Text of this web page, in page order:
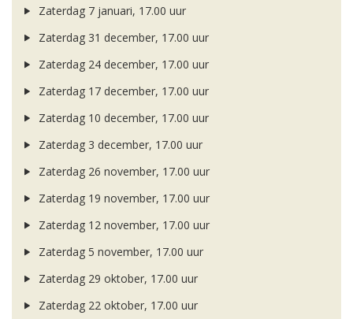
Zaterdag 7 januari, 17.00 uur
Zaterdag 31 december, 17.00 uur
Zaterdag 24 december, 17.00 uur
Zaterdag 17 december, 17.00 uur
Zaterdag 10 december, 17.00 uur
Zaterdag 3 december, 17.00 uur
Zaterdag 26 november, 17.00 uur
Zaterdag 19 november, 17.00 uur
Zaterdag 12 november, 17.00 uur
Zaterdag 5 november, 17.00 uur
Zaterdag 29 oktober, 17.00 uur
Zaterdag 22 oktober, 17.00 uur